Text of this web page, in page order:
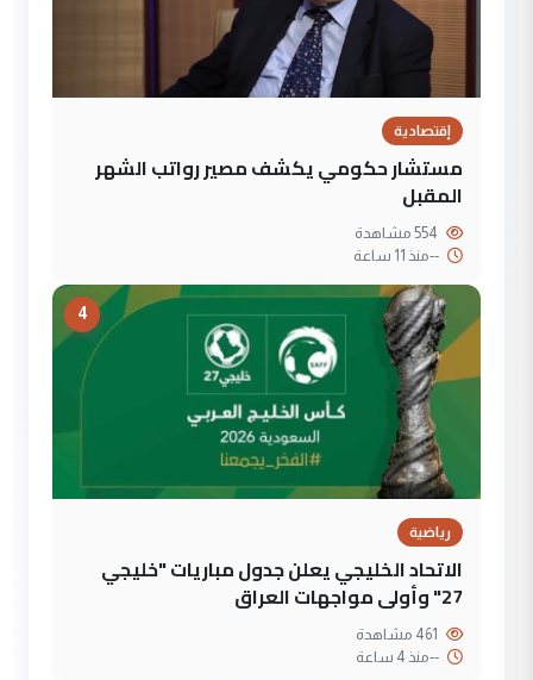
إقتصادية
مستشار حكومي يكشف مصير رواتب الشهر
المقبل
--منذ 11 ساعة
4
رياضية
الاتحاد الخليجي يعلن جدول مباريات "خليجي
27" وأولى مواجهات العراق
--منذ 4 ساعة